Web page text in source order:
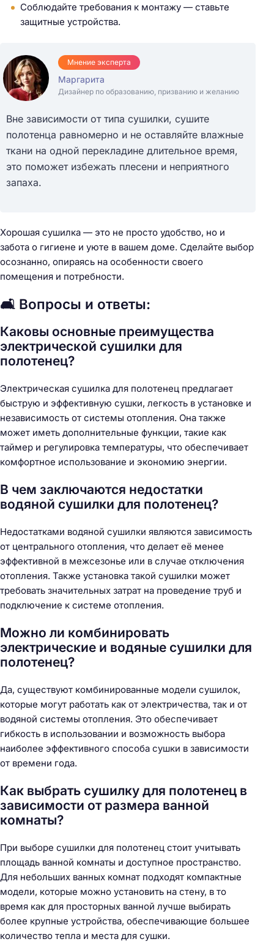
Соблюдайте требования к монтажу — ставьте
защитные устройства.
Мнение эксперта
Маргарита
Дизайнер по образованию, призванию и желанию
Вне зависимости от типа сушилки, сушите
полотенца равномерно и не оставляйте влажные
ткани на одной перекладине длительное время,
это поможет избежать плесени и неприятного
запаха.
Хорошая сушилка — это не просто удобство, но и
забота о гигиене и уюте в вашем доме. Сделайте выбор
осознанно, опираясь на особенности своего
помещения и потребности.
🛋️ Вопросы и ответы:
Каковы основные преимущества
электрической сушилки для
полотенец?
Электрическая сушилка для полотенец предлагает
быструю и эффективную сушки, легкость в установке и
независимость от системы отопления. Она также
может иметь дополнительные функции, такие как
таймер и регулировка температуры, что обеспечивает
комфортное использование и экономию энергии.
В чем заключаются недостатки
водяной сушилки для полотенец?
Недостатками водяной сушилки являются зависимость
от центрального отопления, что делает её менее
эффективной в межсезонье или в случае отключения
отопления. Также установка такой сушилки может
требовать значительных затрат на проведение труб и
подключение к системе отопления.
Можно ли комбинировать
электрические и водяные сушилки для
полотенец?
Да, существуют комбинированные модели сушилок,
которые могут работать как от электричества, так и от
водяной системы отопления. Это обеспечивает
гибкость в использовании и возможность выбора
наиболее эффективного способа сушки в зависимости
от времени года.
Как выбрать сушилку для полотенец в
зависимости от размера ванной
комнаты?
При выборе сушилки для полотенец стоит учитывать
площадь ванной комнаты и доступное пространство.
Для небольших ванных комнат подходят компактные
модели, которые можно установить на стену, в то
время как для просторных ванной лучше выбирать
более крупные устройства, обеспечивающие большее
количество тепла и места для сушки.